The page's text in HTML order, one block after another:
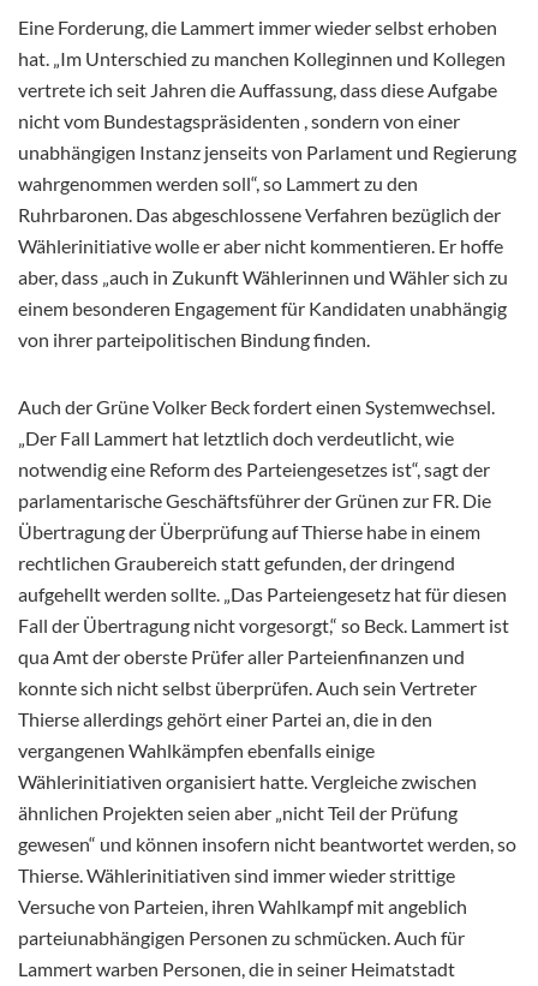
Eine Forderung, die Lammert immer wieder selbst erhoben
hat. „Im Unterschied zu manchen Kolleginnen und Kollegen
vertrete ich seit Jahren die Auffassung, dass diese Aufgabe
nicht vom Bundestagspräsidenten , sondern von einer
unabhängigen Instanz jenseits von Parlament und Regierung
wahrgenommen werden soll“, so Lammert zu den
Ruhrbaronen. Das abgeschlossene Verfahren bezüglich der
Wählerinitiative wolle er aber nicht kommentieren. Er hoffe
aber, dass „auch in Zukunft Wählerinnen und Wähler sich zu
einem besonderen Engagement für Kandidaten unabhängig
von ihrer parteipolitischen Bindung finden.
Auch der Grüne Volker Beck fordert einen Systemwechsel.
„Der Fall Lammert hat letztlich doch verdeutlicht, wie
notwendig eine Reform des Parteiengesetzes ist“, sagt der
parlamentarische Geschäftsführer der Grünen zur FR. Die
Übertragung der Überprüfung auf Thierse habe in einem
rechtlichen Graubereich statt gefunden, der dringend
aufgehellt werden sollte. „Das Parteiengesetz hat für diesen
Fall der Übertragung nicht vorgesorgt,“ so Beck. Lammert ist
qua Amt der oberste Prüfer aller Parteienfinanzen und
konnte sich nicht selbst überprüfen. Auch sein Vertreter
Thierse allerdings gehört einer Partei an, die in den
vergangenen Wahlkämpfen ebenfalls einige
Wählerinitiativen organisiert hatte. Vergleiche zwischen
ähnlichen Projekten seien aber „nicht Teil der Prüfung
gewesen“ und können insofern nicht beantwortet werden, so
Thierse. Wählerinitiativen sind immer wieder strittige
Versuche von Parteien, ihren Wahlkampf mit angeblich
parteiunabhängigen Personen zu schmücken. Auch für
Lammert warben Personen, die in seiner Heimatstadt